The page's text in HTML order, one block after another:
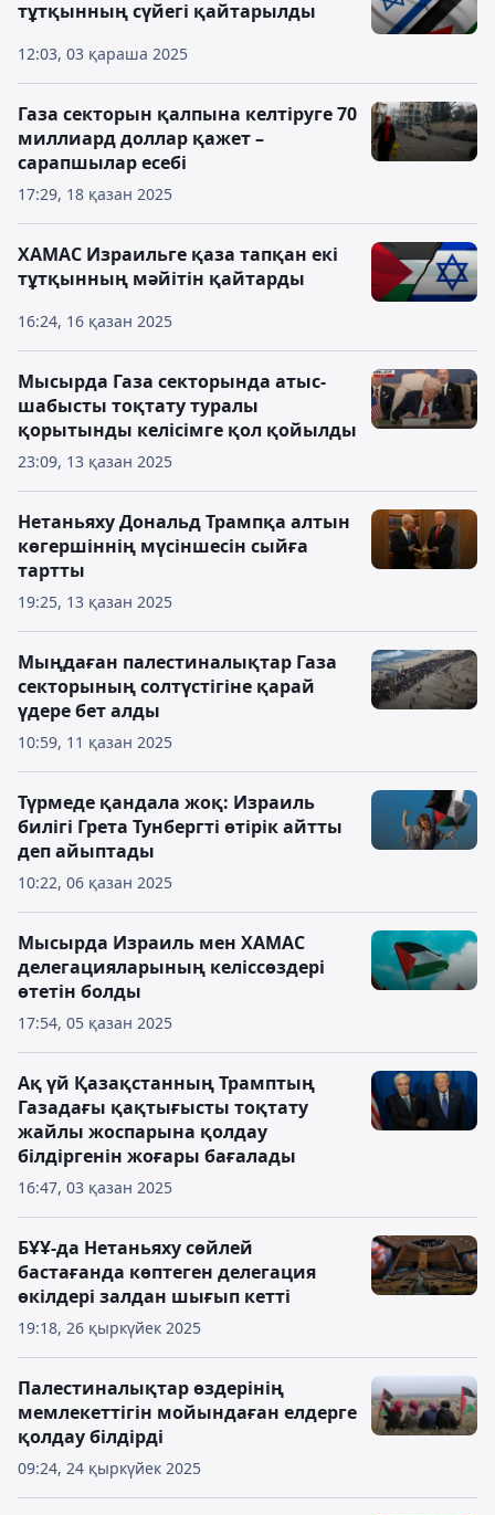
12:03, 03 қараша 2025
тұтқынның сүйегі қайтарылды
17:29, 18 қазан 2025
Газа секторын қалпына келтіруге 70
миллиард доллар қажет –
сарапшылар есебі
16:24, 16 қазан 2025
ХАМАС Израильге қаза тапқан екі
тұтқынның мәйітін қайтарды
23:09, 13 қазан 2025
Мысырда Газа секторында атыс-
шабысты тоқтату туралы
қорытынды келісімге қол қойылды
19:25, 13 қазан 2025
Нетаньяху Дональд Трампқа алтын
көгершіннің мүсіншесін сыйға
тартты
10:59, 11 қазан 2025
Мыңдаған палестиналықтар Газа
секторының солтүстігіне қарай
үдере бет алды
10:22, 06 қазан 2025
Түрмеде қандала жоқ: Израиль
билігі Грета Тунбергті өтірік айтты
деп айыптады
17:54, 05 қазан 2025
Мысырда Израиль мен ХАМАС
делегацияларының келіссөздері
өтетін болды
16:47, 03 қазан 2025
Ақ үй Қазақстанның Трамптың
Газадағы қақтығысты тоқтату
жайлы жоспарына қолдау
білдіргенін жоғары бағалады
19:18, 26 қыркүйек 2025
БҰҰ-да Нетаньяху сөйлей
бастағанда көптеген делегация
өкілдері залдан шығып кетті
09:24, 24 қыркүйек 2025
Палестиналықтар өздерінің
мемлекеттігін мойындаған елдерге
қолдау білдірді